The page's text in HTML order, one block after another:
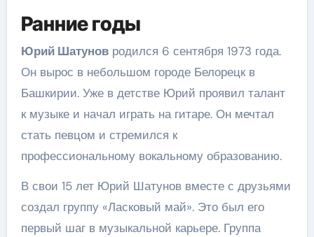
Ранние годы
Юрий Шатуновродился 6 сентября 1973 года.
Он вырос в небольшом городе Белорецк в
Башкирии. Уже в детстве Юрий проявил талант
к музыке и начал играть на гитаре. Он мечтал
стать певцом и стремился к
профессиональному вокальному образованию.
В свои 15 лет Юрий Шатунов вместе с друзьями
создал группу «Ласковый май». Это был его
первый шаг в музыкальной карьере. Группа